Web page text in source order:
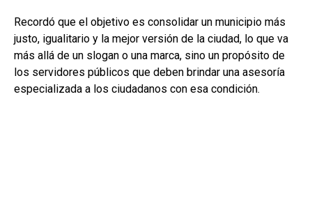
Recordó que el objetivo es consolidar un municipio más
justo, igualitario y la mejor versión de la ciudad, lo que va
más allá de un slogan o una marca, sino un propósito de
los servidores públicos que deben brindar una asesoría
especializada a los ciudadanos con esa condición.